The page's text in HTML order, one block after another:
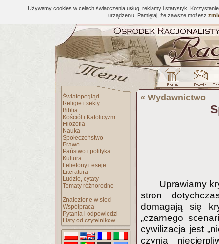
Używamy cookies w celach świadczenia usług, reklamy i statystyk.
urządzeniu. Pamiętaj, że zawsze możesz
Światopogląd
Religie i sekty
Biblia
Kościół i Katolicyzm
Filozofia
Nauka
Społeczeństwo
Prawo
Państwo i polityka
Kultura
Felietony i eseje
Literatura
Ludzie, cytaty
Tematy różnorodne
Znalezione w sieci
Współpraca
Pytania i odpowiedzi
Listy od czytelników
« Wydawnictwo
Uprawiamy
stron
domagają się
„czarnego
cywilizacja jest
czynią